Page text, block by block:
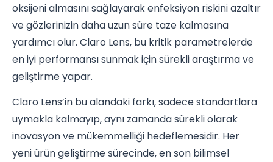
oksijeni almasını sağlayarak enfeksiyon riskini azaltır
ve gözlerinizin daha uzun süre taze kalmasına
yardımcı olur. Claro Lens, bu kritik parametrelerde
en iyi performansı sunmak için sürekli araştırma ve
geliştirme yapar.
Claro Lens’in bu alandaki farkı, sadece standartlara
uymakla kalmayıp, aynı zamanda sürekli olarak
inovasyon ve mükemmelliği hedeflemesidir. Her
yeni ürün geliştirme sürecinde, en son bilimsel